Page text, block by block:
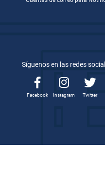
Síguenos en las redes
Facebook Instagram Twitter